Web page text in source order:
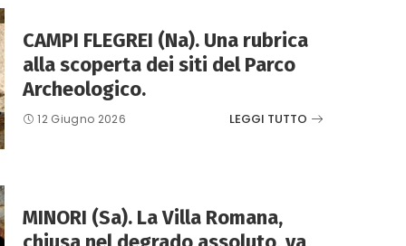
CAMPI FLEGREI (Na). Una rubrica
alla scoperta dei siti del Parco
Archeologico.
12 Giugno 2026 LEGGI TUTTO
MINORI (Sa). La Villa Romana,